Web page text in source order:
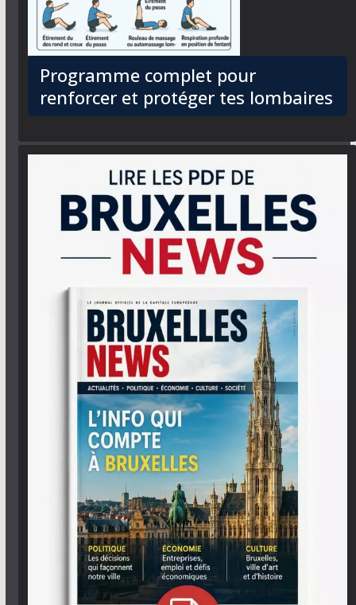
Programme complet pour
renforcer et protéger tes lombaires